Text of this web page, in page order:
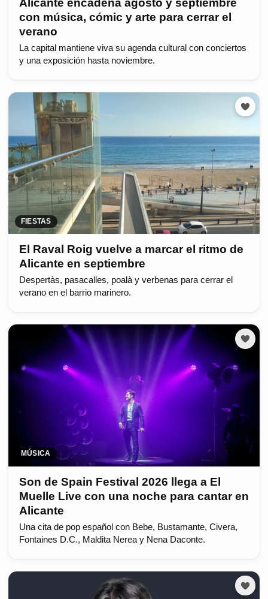
con música, cómic y arte para cerrar el
verano
La capital mantiene viva su agenda cultural con conciertos
y una exposición hasta noviembre.
FIESTAS
El Raval Roig vuelve a marcar el ritmo de
Alicante en septiembre
Despertàs, pasacalles, poalà y verbenas para cerrar el
verano en el barrio marinero.
MÚSICA
Son de Spain Festival 2026 llega a El
Muelle Live con una noche para cantar en
Alicante
Una cita de pop español con Bebe, Bustamante, Civera,
Fontaines D.C., Maldita Nerea y Nena Daconte.